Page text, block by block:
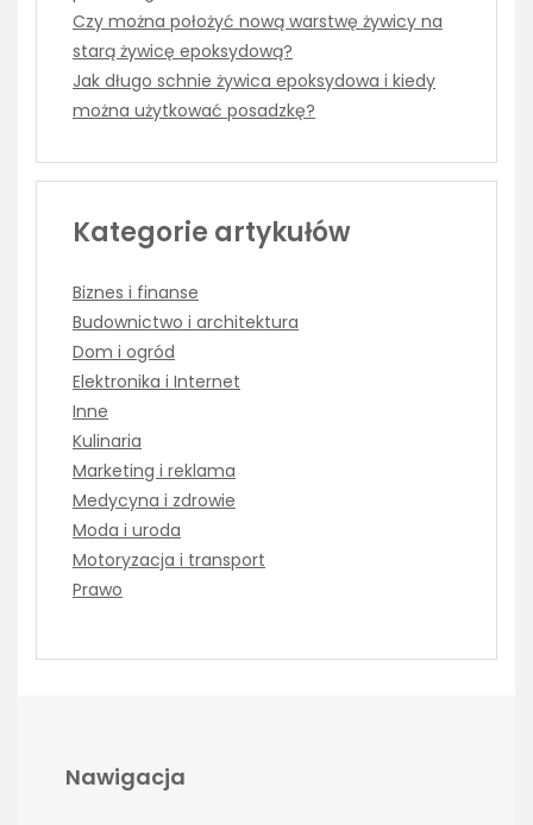
Czy można położyć nową warstwę żywicy na
starą żywicę epoksydową?
Jak długo schnie żywica epoksydowa i kiedy
można użytkować posadzkę?
Kategorie artykułów
Biznes i finanse
Budownictwo i architektura
Dom i ogród
Elektronika i Internet
Inne
Kulinaria
Marketing i reklama
Medycyna i zdrowie
Moda i uroda
Motoryzacja i transport
Prawo
Nawigacja